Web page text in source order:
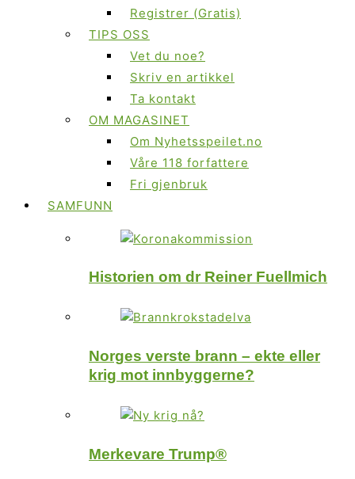
Registrer (Gratis)
TIPS OSS
Vet du noe?
Skriv en artikkel
Ta kontakt
OM MAGASINET
Om Nyhetsspeilet.no
Våre 118 forfattere
Fri gjenbruk
SAMFUNN
Historien om dr Reiner Fuellmich
Norges verste brann – ekte eller
krig mot innbyggerne?
Merkevare Trump®